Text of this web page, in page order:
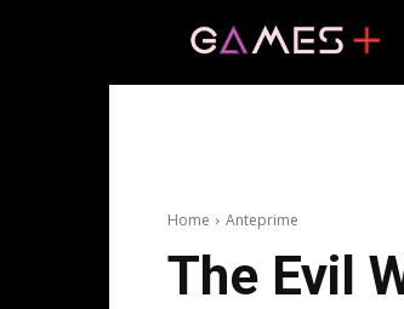
Home Anteprime
The Evil